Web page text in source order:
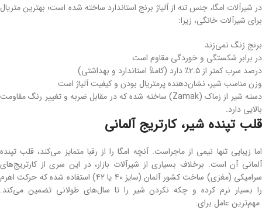
در شیرآلات امگا، جنس تنه از آلیاژ برنج استاندارد ساخته شده است؛ بهترین متریال
برای شیرآلات خانگی، زیرا:
برنج زنگ نمی‌زند
در برابر شکستگی و خوردگی مقاوم است
درصد سرب کمتر از ۲.۵٪ دارد (کاملاً استاندارد و بهداشتی)
وزن مناسب شیر، نشان‌دهنده پرمتریال بودن و کیفیت آلیاژ است
دسته شیر از زماک (Zamak) ساخته شده که در مقابل ضربه و تغییر رنگ مقاومت
بالایی دارد.
قلب تپنده شیر، کارتریج آلمانی
اما زیبایی تنها نیمی از ماجراست. آنچه امگا را از رقبا متمایز می‌کند، قلب تپنده
آلمانی آن است. برخلاف بسیاری از شیرآلات بازار، در این سری از کارتریج‌های
سرامیکی (مغزی) ساخت کشور آلمان (سایز ۴۰ یا ۴۲) استفاده شده که حرکت اهرم
را بسیار نرم کرده و چکه نکردن شیر را تا سال‌های طولانی تضمین می‌کند.
مهم‌ترین عامل برای: